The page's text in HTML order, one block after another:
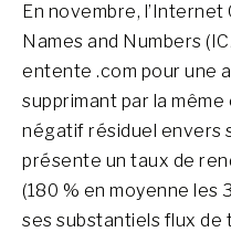
En novembre,
Names and Numbers
entente .com pour une
supprimant par la
négatif résiduel envers
présente un taux de
(180 % en moyenne les
ses substantiels flux de